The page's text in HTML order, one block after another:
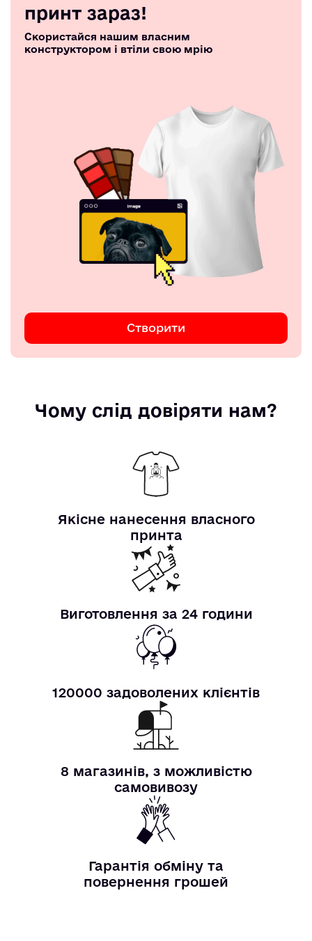
принт зараз!
Скористайся нашим власним
конструктором і втіли свою мрію
Створити
Чому слід довіряти нам?
Якісне нанесення власного
принта
Виготовлення за 24 години
120000 задоволених клієнтів
8 магазинів, з можливістю
самовивозу
Гарантія обміну та
повернення грошей